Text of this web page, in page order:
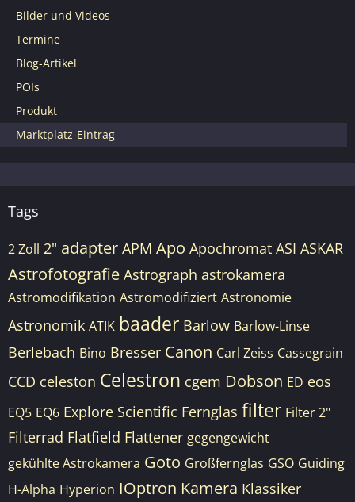
Bilder und Videos
Termine
Blog-Artikel
POIs
Produkt
Marktplatz-Eintrag
Tags
2 Zoll 2" adapter APM Apo Apochromat ASI ASKAR
Astrofotografie Astrograph astrokamera
Astromodifikation Astromodifiziert Astronomie
Astronomik ATIK baader Barlow Barlow-Linse
Berlebach Bino Bresser Canon Carl Zeiss Cassegrain
CCD celeston Celestron cgem Dobson ED eos
EQ5 EQ6 Explore Scientific Fernglas filter Filter 2"
Filterrad Flatfield Flattener gegengewicht
gekühlte Astrokamera Goto Großfernglas GSO Guiding
H-Alpha Hyperion IOptron Kamera Klassiker